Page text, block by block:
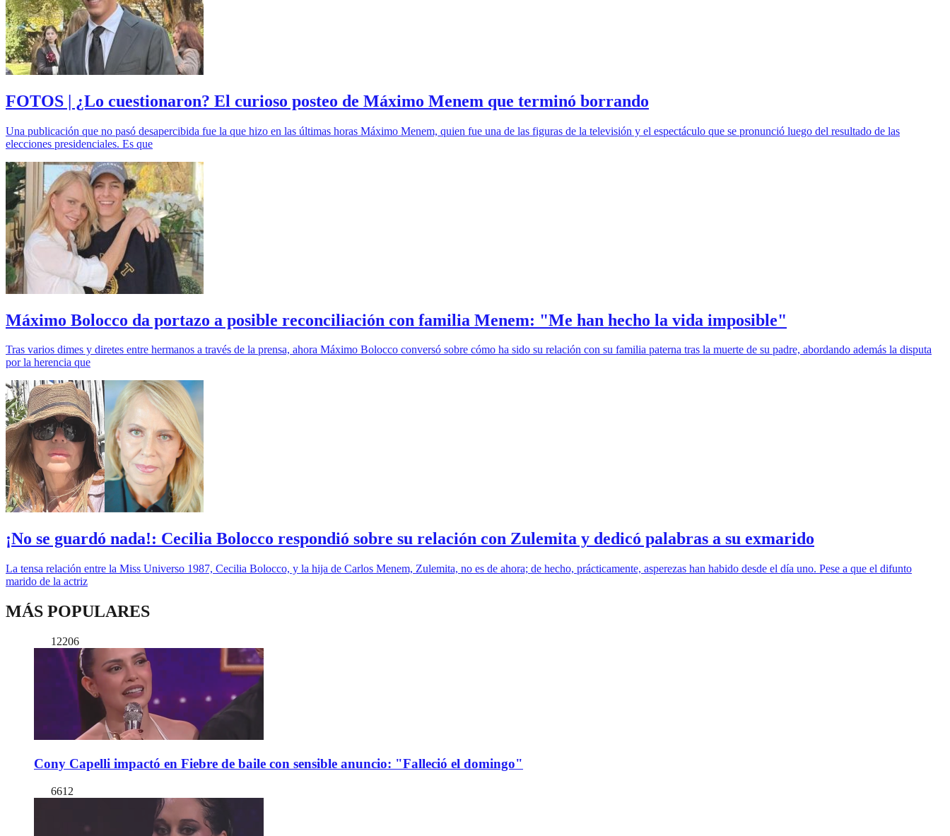
FOTOS | ¿Lo cuestionaron? El curioso posteo de Máximo Menem que terminó borrando
Una publicación que no pasó desapercibida fue la que hizo en las últimas horas Máximo Menem, quien fue una de las figuras de la televisión y el espectáculo que se pronunció luego del resultado de las
elecciones presidenciales. Es que
Máximo Bolocco da portazo a posible reconciliación con familia Menem: "Me han hecho la vida imposible"
Tras varios dimes y diretes entre hermanos a través de la prensa, ahora Máximo Bolocco conversó sobre cómo ha sido su relación con su familia paterna tras la muerte de su padre, abordando además la disputa
por la herencia que
¡No se guardó nada!: Cecilia Bolocco respondió sobre su relación con Zulemita y dedicó palabras a su exmarido
La tensa relación entre la Miss Universo 1987, Cecilia Bolocco, y la hija de Carlos Menem, Zulemita, no es de ahora; de hecho, prácticamente, asperezas han habido desde el día uno. Pese a que el difunto
marido de la actriz
MÁS POPULARES
12206
Cony Capelli impactó en Fiebre de baile con sensible anuncio: "Falleció el domingo"
6612